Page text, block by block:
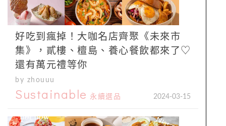
好吃到瘋掉！大咖名店齊聚《未來市
集》，貳樓、檀島、養心餐飲都來了♡
還有萬元禮等你
by zhouuu
Sustainable 永續選品 2024-03-15